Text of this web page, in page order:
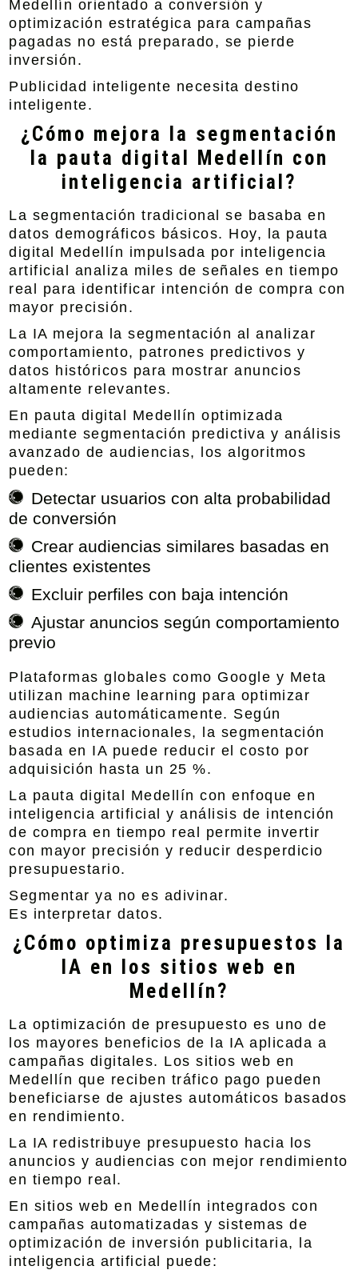
Medellín orientado a conversión y
optimización estratégica para campañas
pagadas no está preparado, se pierde
inversión.
Publicidad inteligente necesita destino
inteligente.
¿Cómo mejora la segmentación
la pauta digital Medellín con
inteligencia artificial?
La segmentación tradicional se basaba en
datos demográficos básicos. Hoy, la pauta
digital Medel
lín impulsada por inteligencia
artificial analiza miles de señales en tiempo
real para identificar intención de compra con
mayor precisión.
La IA mejora la segmentación al analizar
comportamiento, patrones predictivos y
datos históricos para mostrar anuncios
altamente relevantes.
En pauta digital Medellín optimizada
mediante segmentación predictiva y análisis
avanzado de audiencias, los algoritmos
pueden:
Detectar usuarios con alta probabilidad
de conversión
Crear audiencias similares basadas en
clientes existentes
Excluir perfiles con baja intención
Ajustar anuncios según comportamiento
previo
Plataformas globales como Google y Meta
utilizan machine learning para optimizar
audiencias automáticamente. Según
estudios internacionales, la segmentación
basada en IA puede reducir el costo por
adquisición hasta un 25 %.
La pauta digital Medellín con enfoque en
inteligencia artificial y análisis de intención
de compra en tiempo real
permite invertir
con mayor precisión y reducir desperdicio
presupuestario.
Segmentar ya no es adivinar.
Es interpretar datos.
¿Cómo optimiza presupuestos la
IA en los sitios web en
Medellín?
La optimización de presupuesto es uno de
los mayores beneficios de la IA aplicada a
campañas digitales. Lossitios web en
Medellín que reciben tráfico pago pueden
beneficiarse de ajustes automáticos basados
en rendimiento.
La IA redistribuye presupuesto hacia los
anuncios y audiencias con mejor rendimiento
en tiempo real.
En sitios web en Medellín integrados con
campañas automatizadas y sistemas de
optimización de inversión publicitaria, la
inteligencia artificial puede: